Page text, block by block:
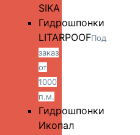
SIKA
Гидрошпонки
LITARPOOFПод
заказ
от
1000
п.м.
Гидрошпонки
Икопал